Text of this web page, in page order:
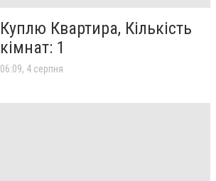
Куплю Квартира, Кількість
кімнат: 1
06:09, 4 серпня